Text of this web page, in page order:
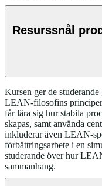
Resurssnål
Kursen ger de
LEAN‑filosofins
får lära sig hur stabila
skapas, samt använda
inkluderar även
förbättringsarbete i en
studerande över hur
sammanhang.